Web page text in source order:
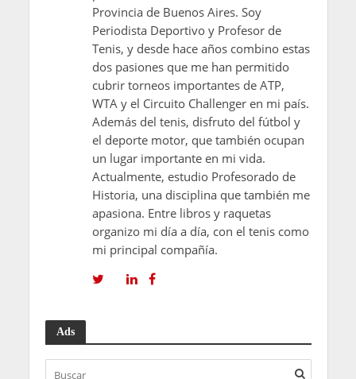
Provincia de Buenos Aires. Soy
Periodista Deportivo y Profesor de
Tenis, y desde hace años combino estas
dos pasiones que me han permitido
cubrir torneos importantes de ATP,
WTA y el Circuito Challenger en mi país.
Además del tenis, disfruto del fútbol y
el deporte motor, que también ocupan
un lugar importante en mi vida.
Actualmente, estudio Profesorado de
Historia, una disciplina que también me
apasiona. Entre libros y raquetas
organizo mi día a día, con el tenis como
mi principal compañía.
Ads